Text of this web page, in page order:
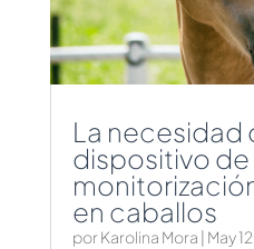
La necesidad
dispositivo de
en caballos
porKarolina Mora May